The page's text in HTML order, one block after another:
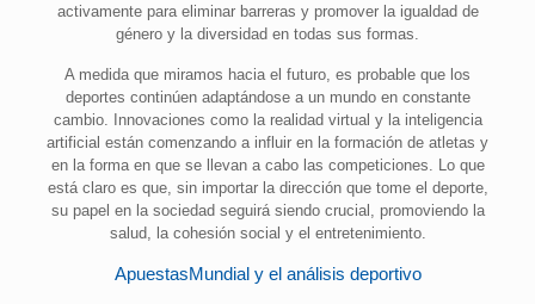
activamente para eliminar barreras y promover la igualdad de
género y la diversidad en todas sus formas.
A medida que miramos hacia el futuro, es probable que los
deportes continúen adaptándose a un mundo en constante
cambio. Innovaciones como la realidad virtual y la inteligencia
artificial están comenzando a influir en la formación de atletas y
en la forma en que se llevan a cabo las competiciones. Lo que
está claro es que, sin importar la dirección que tome el deporte,
su papel en la sociedad seguirá siendo crucial, promoviendo la
salud, la cohesión social y el entretenimiento.
ApuestasMundial y el análisis deportivo